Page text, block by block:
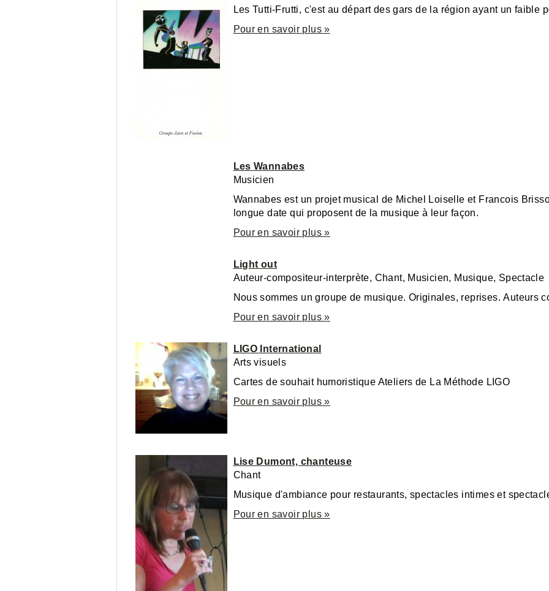
Les Tutti-Frutti, c'est au départ des gars de la région ayant un faible
Pour en savoir plus »
Les Wannabes
Musicien
Wannabes est un projet musical de Michel Loiselle et Francois
longue date qui proposent de la musique à leur façon.
Pour en savoir plus »
Light out
Auteur-compositeur-interprète, Chant, Musicien, Musique, Spectacle
Nous sommes un groupe de musique. Originales, reprises. Auteurs
Pour en savoir plus »
LIGO International
Arts visuels
Cartes de souhait humoristique Ateliers de La Méthode LIGO
Pour en savoir plus »
Lise Dumont, chanteuse
Chant
Musique d'ambiance pour restaurants, spectacles intimes et
Pour en savoir plus »